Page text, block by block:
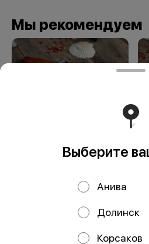
Мы рекомендуем
ООО Мегаберезка. ком
Выберите
Анива
Долинск
Корсаков